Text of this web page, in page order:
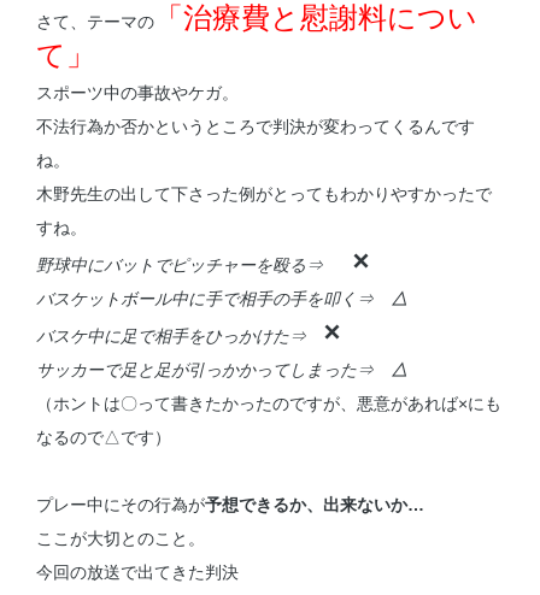
さて、テーマの
「治療費と慰謝料につい
て」
スポーツ中の事故やケガ。
不法行為か否かというところで判決が変わってくるんです
ね。
木野先生の出して下さった例がとってもわかりやすかったで
すね。
野球中にバットでピッチャーを殴る⇒
×
バスケットボール中に手で相手の手を叩く⇒ △
バスケ中に足で相手をひっかけた⇒ ×
サッカーで足と足が引っかかってしまった⇒ △
（ホントは〇って書きたかったのですが、悪意があれば×にも
なるので△です）
プレー中にその行為が予想できるか、出来ないか…
ここが大切とのこと。
今回の放送で出てきた判決